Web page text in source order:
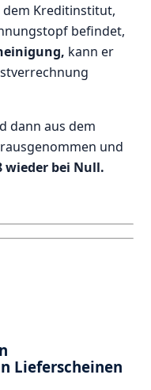
dem Kreditinstitut,
befindet,
kann er
dann aus dem
und
wieder bei Null.
Lieferscheinen